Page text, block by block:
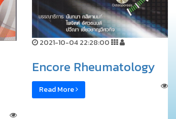
2021-10-04 22:28:00
Encore Rheumatology
Read More